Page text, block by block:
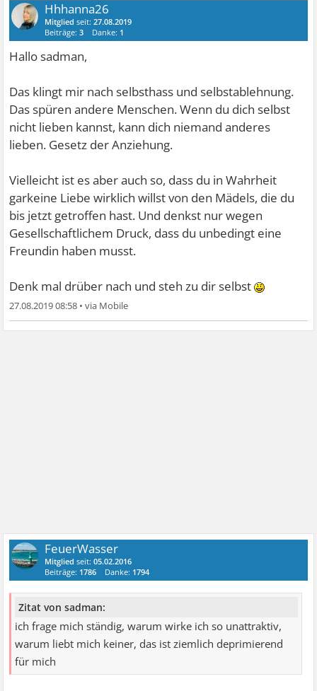
Hhhanna26
Mitglied seit:27.08.2019
Beiträge:3 Danke: 1
Hallo sadman,
Das klingt mir nach selbsthass und selbstablehnung.
Das spüren andere Menschen. Wenn du dich selbst
nicht lieben kannst, kann dich niemand anderes
lieben. Gesetz der Anziehung.
Vielleicht ist es aber auch so, dass du in Wahrheit
garkeine Liebe wirklich willst von den Mädels, die du
bis jetzt getroffen hast. Und denkst nur wegen
Gesellschaftlichem Druck, dass du unbedingt eine
Freundin haben musst.
Denk mal drüber nach und steh zu dir selbst
27.08.2019 08:58 •
FeuerWasser
Mitglied seit:05.02.2016
Beiträge: 1786 Danke: 1794
Zitat von sadman:
ich frage mich ständig, warum wirke ich so unattraktiv,
warum liebt mich keiner, das ist ziemlich deprimierend
für mich